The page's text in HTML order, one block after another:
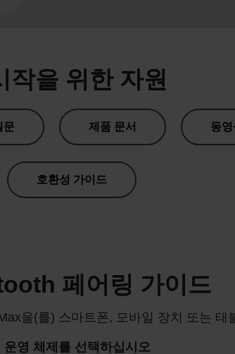
작을 위한 자원
문 제품 문서 동영
호환성 가이드
페어링 가이드
을(를) 스마트폰, 모바일 장치 또는 태
운영 체제를 선택하십시오